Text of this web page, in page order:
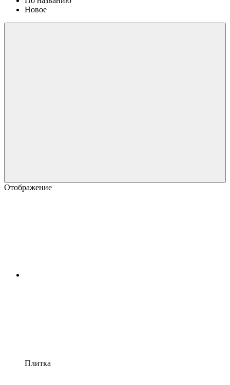
Новое
Отображение
Плитка